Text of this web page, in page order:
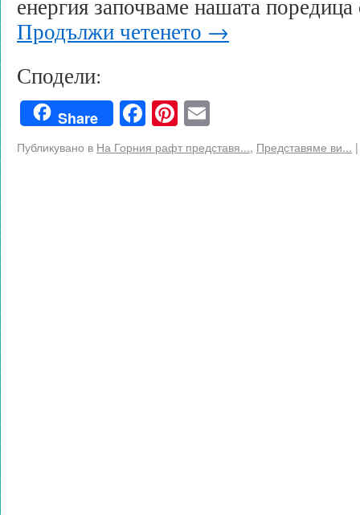
енергия започваме нашата
Продължи четенето →
Сподели:
Share Facebook
Pinterest
Публикувано в На Горния рафт представя..., Представяме ви... |